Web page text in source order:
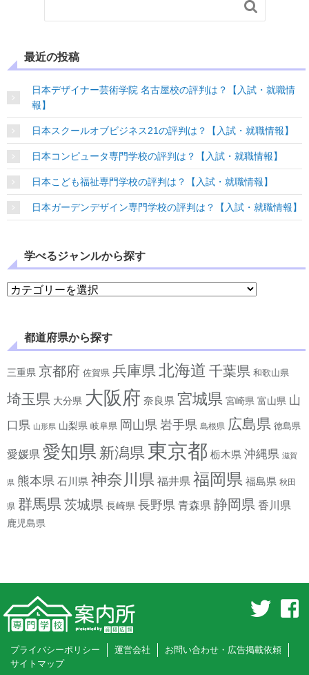

最近の投稿
日本デザイナー芸術学院 名古屋校の評判は？【入試・就職情
報】
日本スクールオブビジネス21の評判は？【入試・就職情報】
日本コンピュータ専門学校の評判は？【入試・就職情報】
日本こども福祉専門学校の評判は？【入試・就職情報】
日本ガーデンデザイン専門学校の評判は？【入試・就職情報】
学べるジャンルから探す
学べるジャンルから探す
都道府県から探す
三重県 京都府 佐賀県 兵庫県 北海道 千葉県 和歌山県
埼玉県 大分県 大阪府 奈良県 宮城県 宮崎県 富山県 山
口県 山形県 山梨県 岐阜県 岡山県 岩手県 島根県 広島県 徳島県
愛媛県 愛知県 新潟県 東京都 栃木県 沖縄県 滋賀
県 熊本県 石川県 神奈川県 福井県 福岡県 福島県 秋田
県 群馬県 茨城県 長崎県 長野県 青森県 静岡県 香川県
鹿児島県
プライバシーポリシー 運営会社
お問い合わせ・広告掲載依頼
サイトマップ